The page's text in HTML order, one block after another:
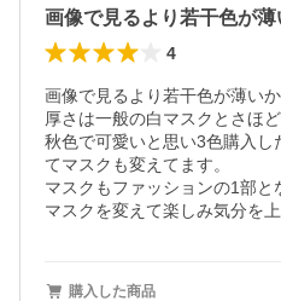
4
画像で見るより若干色が薄い
厚さは一般の白マスクとさほ
秋色で可愛いと思い3色購入
てマスクも変えてます。
マスクもファッションの1部と
マスクを変えて楽しみ気分を
購入した商品